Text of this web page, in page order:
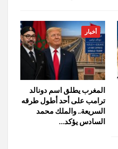
أخبار
المغرب يطلق اسم دونالد
ترامب على أحد أطول طرقه
السريعة.. والملك محمد
السادس يؤكد…